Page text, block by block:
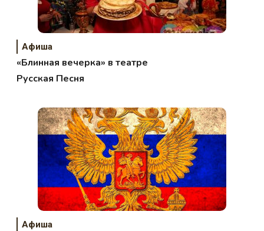
Афиша
«Блинная вечерка» в театре
Русская Песня
Афиша